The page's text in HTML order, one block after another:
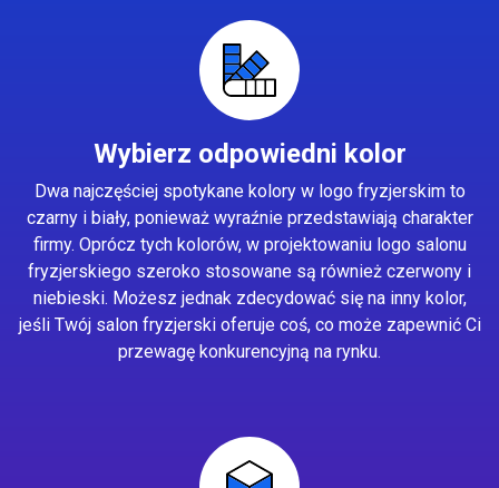
Wybierz odpowiedni kolor
Dwa najczęściej spotykane kolory w logo fryzjerskim to
czarny i biały, ponieważ wyraźnie przedstawiają charakter
firmy. Oprócz tych kolorów, w projektowaniu logo salonu
fryzjerskiego szeroko stosowane są również czerwony i
niebieski. Możesz jednak zdecydować się na inny kolor,
jeśli Twój salon fryzjerski oferuje coś, co może zapewnić Ci
przewagę konkurencyjną na rynku.